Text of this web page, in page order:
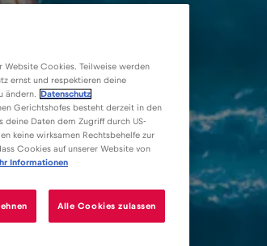
Website Cookies. Teilweise werden
ernst und respektieren deine
ändern.
Datenschutz
Gerichtshofes besteht derzeit in den
deine Daten dem Zugriff durch US-
keine wirksamen Rechtsbehelfe zur
Cookies auf unserer Website von
Informationen
Alle Cookies zulassen